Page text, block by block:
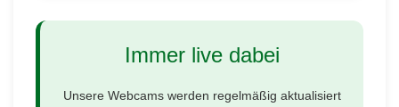
Immer live dabei
Unsere Webcams werden regelmäßig aktualisiert